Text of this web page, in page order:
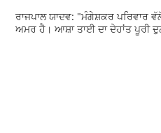
ਰਾਜਪਾਲ ਯਾਦਵ: "ਮੰਗੇਸ਼ਕਰ ਪਰਿਵਾਰ
ਅਮਰ ਹੈ। ਆਸ਼ਾ ਤਾਈ ਦਾ ਦੇਹਾਂਤ ਪੂਰੀ